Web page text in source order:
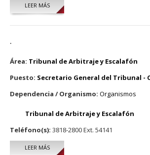
LEER MÁSSOBRE MOISES MOLINA PORTILLO
.
Área: Tribunal de Arbitraje y Escalafón
Puesto: Secretario General del Tribunal -
Dependencia / Organismo: Organismos
Tribunal de Arbitraje y Escalafón
Teléfono(s): 3818-2800 Ext. 54141
LEER MÁSSOBRE .